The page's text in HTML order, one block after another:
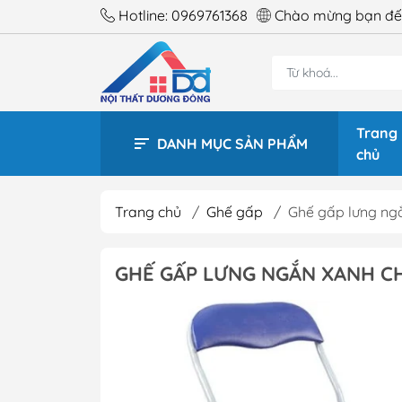
Hotline: 0969761368 Chào mừng bạn
DANH MỤC SẢN PHẨM
Trang
chủ
BÀN
Trang chủ / Ghế gấp / Ghế gấp lưng
GHẾ GẤP LƯNG NGẮN XANH